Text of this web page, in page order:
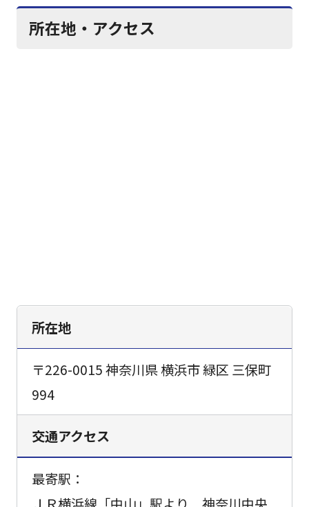
所在地・アクセス
所在地
〒226-0015 神奈川県 横浜市 緑区 三保町
994
交通アクセス
最寄駅：